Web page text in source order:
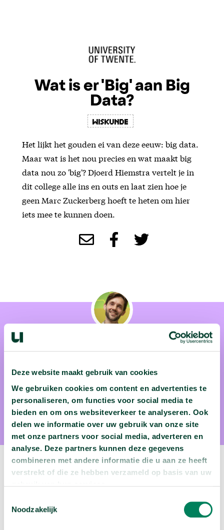
Deze website maakt gebruik van cookies
We gebruiken cookies om content en advertenties te
personaliseren, om functies voor social media te
bieden en om ons websiteverkeer te analyseren. Ook
delen we informatie over uw gebruik van onze site
met onze partners voor social media, adverteren en
analyse. Deze partners kunnen deze gegevens
combineren met andere informatie die u aan ze heeft
verstrekt of die ze hebben verzameld op basis van uw
Noodzakelijk
Wat is er 'Big' aan Big
Data?
Wiskunde
Het lijkt het gouden ei van deze eeuw: big data.
Maar wat is het nou precies en wat maakt big
data nou zo 'big'? Djoerd Hiemstra vertelt je in
dit college alle ins en outs en laat zien hoe je
geen Marc Zuckerberg hoeft te heten om hier
iets mee te kunnen doen.
Dr. ir. Djoerd Hiemstra
Djoerd Hiemstra is datawetenschapper aan de Universiteit
Twente.
Volgende video:
Bekijk deze video arrow_forward